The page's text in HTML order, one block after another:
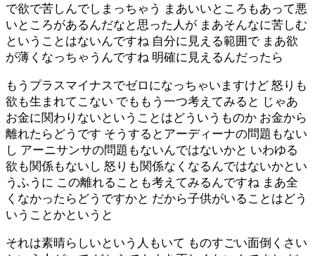
で欲で苦しんでしまっちゃう まあいいところもあって悪
いところがあるんだなと思った人が まあそんなに苦しむ
ということはないんですね 自分に見える範囲で まあ欲
が薄くなっちゃうんですね 明確に見えるんだったら
もうプラスマイナスでゼロになっちゃいますけど 怒りも
欲も生まれてこない でももう一つ考えてみると じゃあ
お金に関わりないということはどういうものか お金から
離れたらどうです そうするとアーディーナの問題もない
し アーニサンサの問題もないんではないかと いわゆる
欲も関係もないし 怒りも関係なくなるんではないかとい
うふうに この離れることも考えてみるんですね まあ全
くなかったらどうですかと だから子供がいることはどう
いうことかというと
それは素晴らしいという人もいて ものすごい面倒くさい